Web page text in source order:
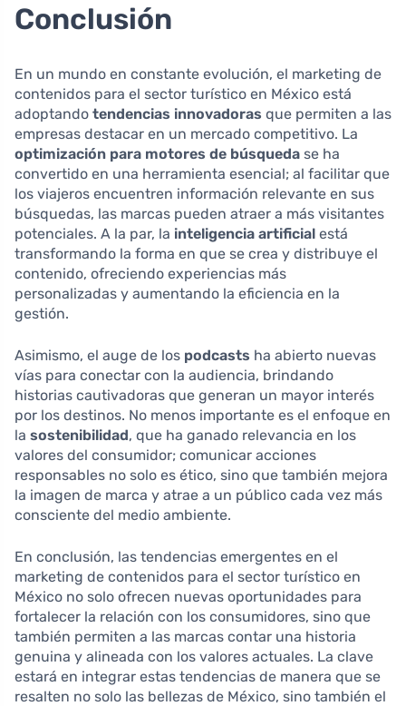
Conclusión
En un mundo en constante evolución, el marketing de
contenidos para el sector turístico en México está
adoptando tendencias innovadoras que permiten a las
empresas destacar en un mercado competitivo. La
optimización para motores de búsqueda se ha
convertido en una herramienta esencial; al facilitar que
los viajeros encuentren información relevante en sus
búsquedas, las marcas pueden atraer a más visitantes
potenciales. A la par, la inteligencia artificial está
transformando la forma en que se crea y distribuye el
contenido, ofreciendo experiencias más
personalizadas y aumentando la eficiencia en la
gestión.
Asimismo, el auge de los podcasts ha abierto nuevas
vías para conectar con la audiencia, brindando
historias cautivadoras que generan un mayor interés
por los destinos. No menos importante es el enfoque en
la sostenibilidad, que ha ganado relevancia en los
valores del consumidor; comunicar acciones
responsables no solo es ético, sino que también mejora
la imagen de marca y atrae a un público cada vez más
consciente del medio ambiente.
En conclusión, las tendencias emergentes en el
marketing de contenidos para el sector turístico en
México no solo ofrecen nuevas oportunidades para
fortalecer la relación con los consumidores, sino que
también permiten a las marcas contar una historia
genuina y alineada con los valores actuales. La clave
estará en integrar estas tendencias de manera que se
resalten no solo las bellezas de México, sino también el